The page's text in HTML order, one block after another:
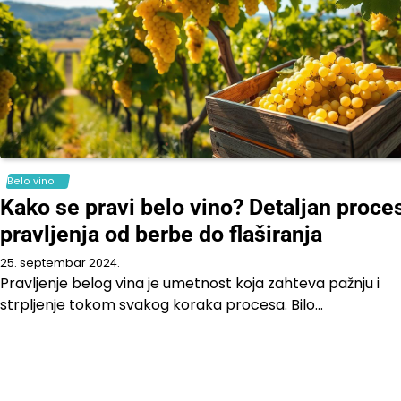
Belo vino
Kako se pravi belo vino? Detaljan
pravljenja od berbe do flaširanja
25. septembar 2024.
Pravljenje belog vina je umetnost koja zahteva pažnju i
strpljenje tokom svakog koraka procesa. Bilo…